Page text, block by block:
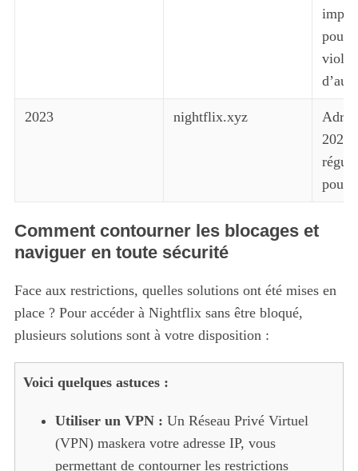
2023 nightflix.xyz
pour
Comment contourner les blocages et
naviguer en toute sécurité
Face aux restrictions, quelles solutions ont été mises en
place ? Pour accéder à Nightflix sans être bloqué,
plusieurs solutions sont à votre disposition :
Voici quelques astuces :
Utiliser un VPN : Un Réseau Privé Virtuel
(VPN) maskera votre adresse IP, vous
permettant de contourner les restrictions